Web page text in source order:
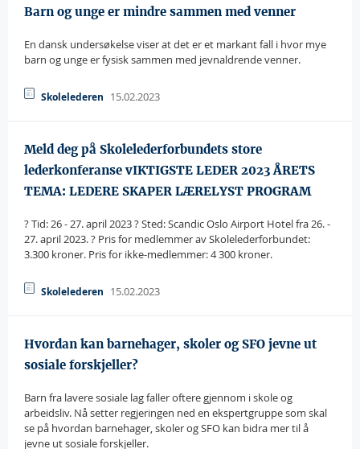
Barn og unge er mindre sammen med venner
En dansk undersøkelse viser at det er et markant fall i hvor mye
barn og unge er fysisk sammen med jevnaldrende venner.
Skolelederen 15.02.2023
Meld deg på Skolelederforbundets store
lederkonferanse vIKTIGSTE LEDER 2023 ÅRETS
TEMA: LEDERE SKAPER LÆRELYST PROGRAM
? Tid: 26 - 27. april 2023 ? Sted: Scandic Oslo Airport Hotel fra 26. -
27. april 2023. ? Pris for medlemmer av Skolelederforbundet:
3.300 kroner. Pris for ikke-medlemmer: 4 300 kroner.
Skolelederen 15.02.2023
Hvordan kan barnehager, skoler og SFO jevne ut
sosiale forskjeller?
Barn fra lavere sosiale lag faller oftere gjennom i skole og
arbeidsliv. Nå setter regjeringen ned en ekspertgruppe som skal
se på hvordan barnehager, skoler og SFO kan bidra mer til å
jevne ut sosiale forskjeller.